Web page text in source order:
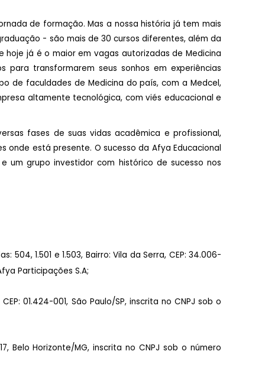
de formação. Mas a nossa história já tem mais
- são mais de 30 cursos diferentes, além da
já é o maior em vagas autorizadas de Medicina
transformarem seus sonhos em experiências
de faculdades de Medicina do país, com a Medcel,
altamente tecnológica, com viés educacional e
fases de suas vidas acadêmica e profissional,
onde está presente. O sucesso da Afya Educacional
um grupo investidor com histórico de sucesso nos
1.501 e 1.503, Bairro: Vila da Serra, CEP: 34.006-
Participações S.A;
01.424-001, São Paulo/SP, inscrita no CNPJ sob o
Belo Horizonte/MG, inscrita no CNPJ sob o número